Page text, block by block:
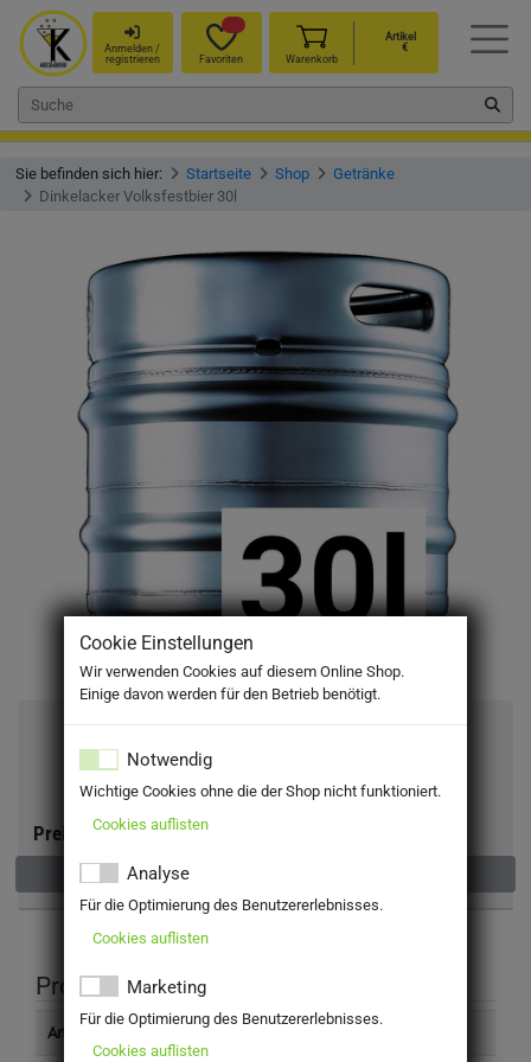
Anmelden /
registrieren
Favoriten Warenkorb
Artikel
€
Sie befinden sich hier: Startseite Shop
Getränke
Dinkelacker Volksfestbier 30l
Dinkelacker Volksfestbier 30l
MEHRWEG
inkl. MwSt. zzgl Pfand: 30,00 €
Preis:
Produktinformation
Artikelnummer
Cookie Einstellungen
Wir verwenden Cookies auf diesem Online Shop.
Einige davon werden für den Betrieb benötigt.
Notwendig
Wichtige Cookies ohne die der Shop nicht funktioniert.
Cookies auflisten
Analyse
Für die Optimierung des Benutzererlebnisses.
Cookies auflisten
Marketing
Für die Optimierung des Benutzererlebnisses.
Cookies auflisten